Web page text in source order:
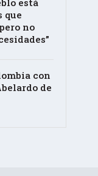
que
no
con
de